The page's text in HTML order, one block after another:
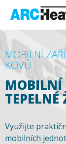
MOBILNÍ
MOBILNÍ
KOVŮ
Využijte
mobilních